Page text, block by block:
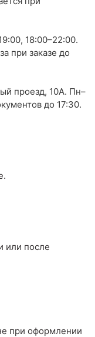
18:00–22:00.
при заказе до
проезд, 10А. Пн–
до 17:30.
или после
при оформлении